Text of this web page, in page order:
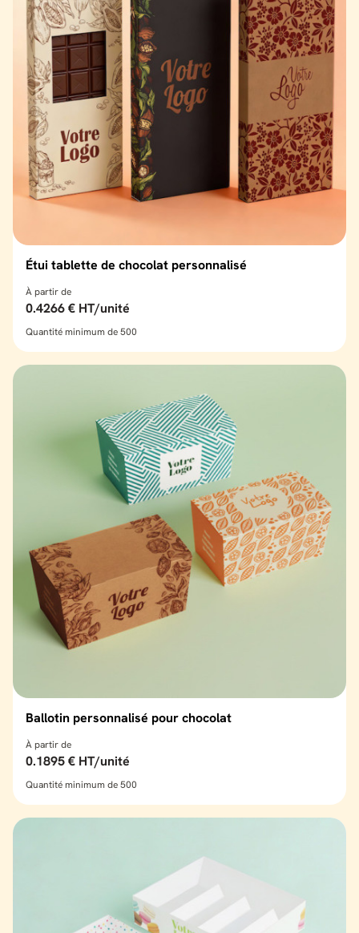
Étui tablette de chocolat personnalisé
À partir de
0.4266 € HT/unité
Quantité minimum de 500
Ballotin personnalisé pour chocolat
À partir de
0.1895 € HT/unité
Quantité minimum de 500